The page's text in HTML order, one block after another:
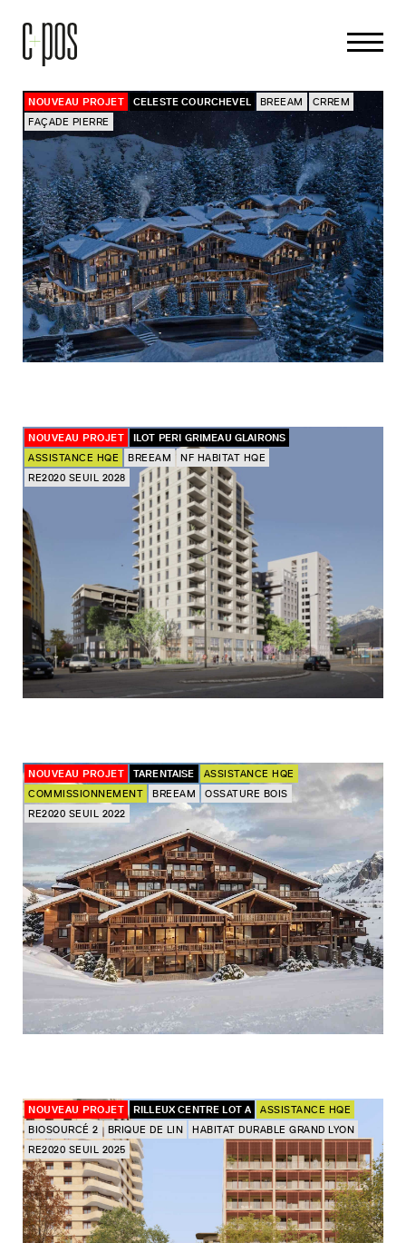
NOUVEAU PROJET CELESTE COURCHEVEL BREEAM
CRREM
FAÇADE PIERRE
NOUVEAU PROJET
ILOT PERI GRIMEAU GLAIRONS
ASSISTANCE HQE
BREEAM
NF HABITAT HQE
RE2020 SEUIL 2028
NOUVEAU PROJET TARENTAISE
ASSISTANCE HQE
COMMISSIONNEMENT
BREEAM
OSSATURE BOIS
RE2020 SEUIL 2022
NOUVEAU PROJET RILLEUX CENTRE LOT A
ASSISTANCE HQE
BIOSOURCÉ 2
BRIQUE DE LIN
HABITAT DURABLE GRAND LYON
RE2020 SEUIL 2025